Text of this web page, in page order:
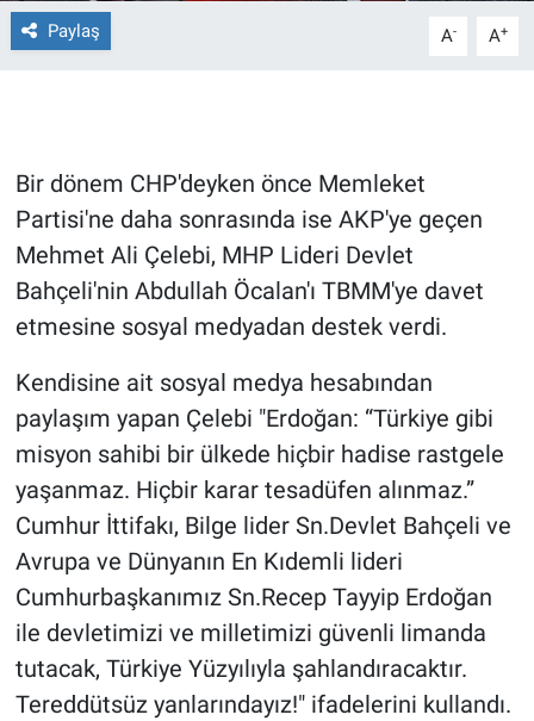
Paylaş A- A+
Bir dönem CHP'deyken önce Memleket
Partisi'ne daha sonrasında ise AKP'ye geçen
Mehmet Ali Çelebi, MHP Lideri Devlet
Bahçeli'nin Abdullah Öcalan'ı TBMM'ye davet
etmesine sosyal medyadan destek verdi.
Kendisine ait sosyal medya hesabından
paylaşım yapan Çelebi "Erdoğan: “Türkiye gibi
misyon sahibi bir ülkede hiçbir hadise rastgele
yaşanmaz. Hiçbir karar tesadüfen alınmaz.”
Cumhur İttifakı, Bilge lider Sn.Devlet Bahçeli ve
Avrupa ve Dünyanın En Kıdemli lideri
Cumhurbaşkanımız Sn.Recep Tayyip Erdoğan
ile devletimizi ve milletimizi güvenli limanda
tutacak, Türkiye Yüzyılıyla şahlandıracaktır.
Tereddütsüz yanlarındayız!" ifadelerini kullandı.
Gün Bitiyor
Günün görüntüsü
Haber
İlan
Kimdir
Koronavirüs
Kültür Sanat
Ne demişti
Nedir
Popüler